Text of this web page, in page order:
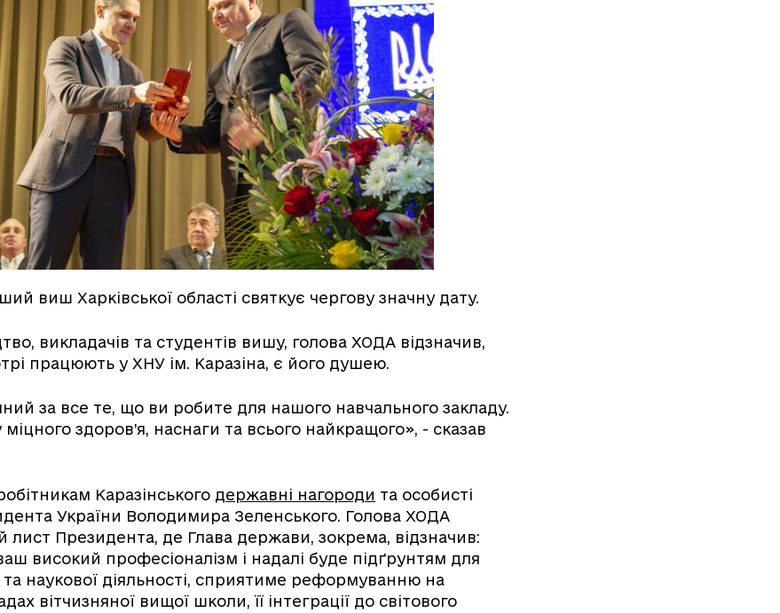
виш Харківської області святкує чергову значну дату.
викладачів та студентів вишу, голова ХОДА відзначив,
працюють у ХНУ ім. Каразіна, є його душею.
за все те, що ви робите для нашого навчального закладу.
здоров’я, наснаги та всього найкращого», - сказав
Каразінського державні нагороди та особисті
України Володимира Зеленського. Голова ХОДА
лист Президента, де Глава держави, зокрема, відзначив:
високий професіоналізм і надалі буде підґрунтям для
та наукової діяльності, сприятиме реформуванню на
вітчизняної вищої школи, її інтеграції до світового